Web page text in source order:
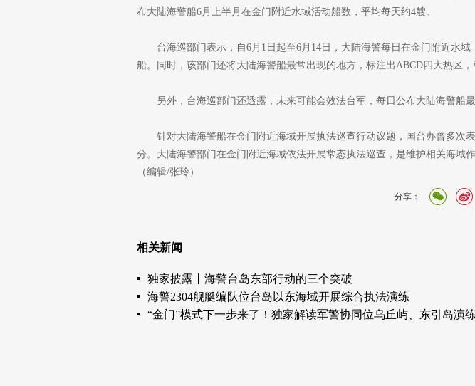
布大陆海警船6月上半月在金门附近水域活动船数，平均每天约4艘。
台海巡部门表示，自6月1日起至6月14日，大陆海警每日在金门附近水域
船。同时，该部门还将大陆海警船最常出现的地方，标注出ABCD四大热区，
另外，台海巡部门还透露，未来可能会效法台军，每日公布大陆海警船最
针对大陆海警船在金门附近海域开展执法巡查行动议题，国台办曾多次
分。大陆海警部门在金门附近海域依法开展常态执法巡查，是维护相关海域
（编辑/张玲）
分享：
相关新闻
独家披露丨海警台岛东部行动的三个突破
海警2304舰艇编队位台岛以东海域开展综合执法演练
“金门”模式下一步来了！独家解读军警协同位乌丘屿、东引岛演练